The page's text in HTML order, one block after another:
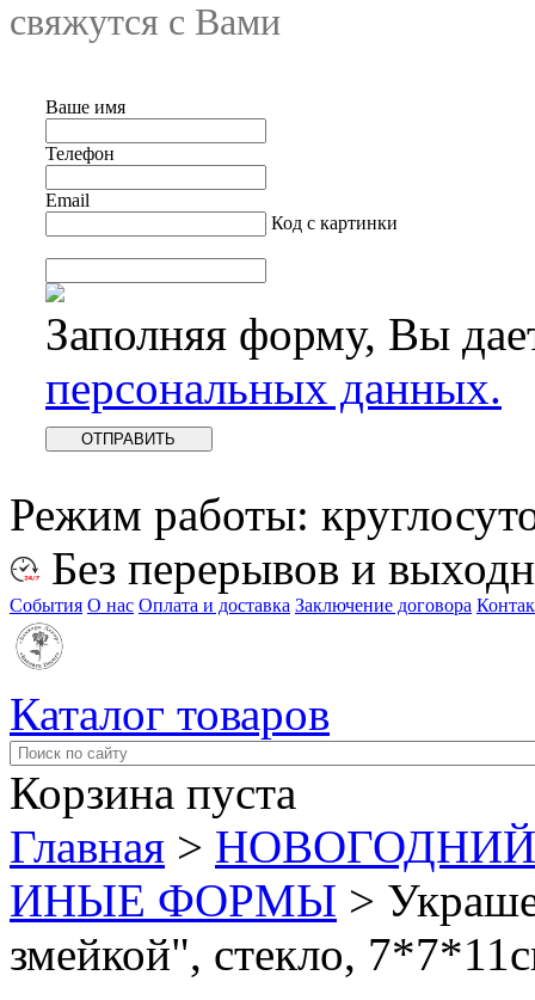
свяжутся с Вами
Ваше имя
Телефон
Email
Код с картинки
Заполняя форму, Вы
персональных данных.
Режим работы:
Без перерывов и
События О нас Оплата и доставка Заключение договора
Каталог товаров
Корзина пуста
Главная >
ИНЫЕ ФОРМЫ >
змейкой", стекло,